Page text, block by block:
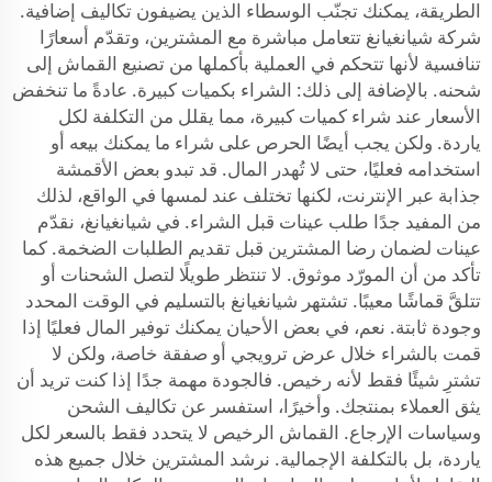
الطريقة، يمكنك تجنّب الوسطاء الذين يضيفون تكاليف إضافية.
شركة شيانغيانغ تتعامل مباشرة مع المشترين، وتقدّم أسعارًا
تنافسية لأنها تتحكم في العملية بأكملها من تصنيع القماش إلى
شحنه. بالإضافة إلى ذلك: الشراء بكميات كبيرة. عادةً ما تنخفض
الأسعار عند شراء كميات كبيرة، مما يقلل من التكلفة لكل
ياردة. ولكن يجب أيضًا الحرص على شراء ما يمكنك بيعه أو
استخدامه فعليًا، حتى لا تُهدر المال. قد تبدو بعض الأقمشة
جذابة عبر الإنترنت، لكنها تختلف عند لمسها في الواقع، لذلك
من المفيد جدًا طلب عينات قبل الشراء. في شيانغيانغ، نقدّم
عينات لضمان رضا المشترين قبل تقديم الطلبات الضخمة. كما
تأكد من أن المورّد موثوق. لا تنتظر طويلًا لتصل الشحنات أو
تتلقَّ قماشًا معيبًا. تشتهر شيانغيانغ بالتسليم في الوقت المحدد
وجودة ثابتة. نعم، في بعض الأحيان يمكنك توفير المال فعليًا إذا
قمت بالشراء خلال عرض ترويجي أو صفقة خاصة، ولكن لا
تشترِ شيئًا فقط لأنه رخيص. فالجودة مهمة جدًا إذا كنت تريد أن
يثق العملاء بمنتجك. وأخيرًا، استفسر عن تكاليف الشحن
وسياسات الإرجاع. القماش الرخيص لا يتحدد فقط بالسعر لكل
ياردة، بل بالتكلفة الإجمالية. نرشد المشترين خلال جميع هذه